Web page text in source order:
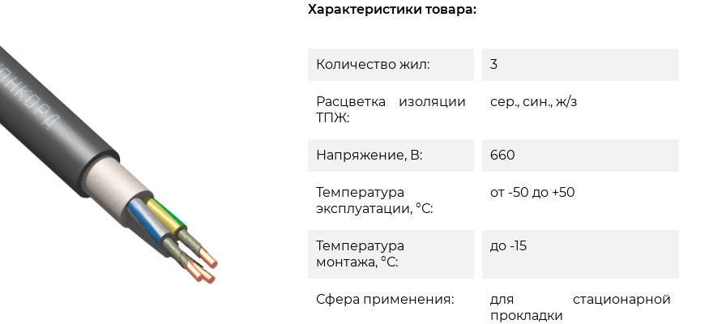
Характеристики товара:
Количество жил: 3
Расцветка изоляции
ТПЖ:
сер., син., ж/з
Напряжение, В: 660
Температура
эксплуатации, °С:
от -50 до +50
Температура
монтажа, °С:
до -15
Сфера применения:
для стационарной
прокладки